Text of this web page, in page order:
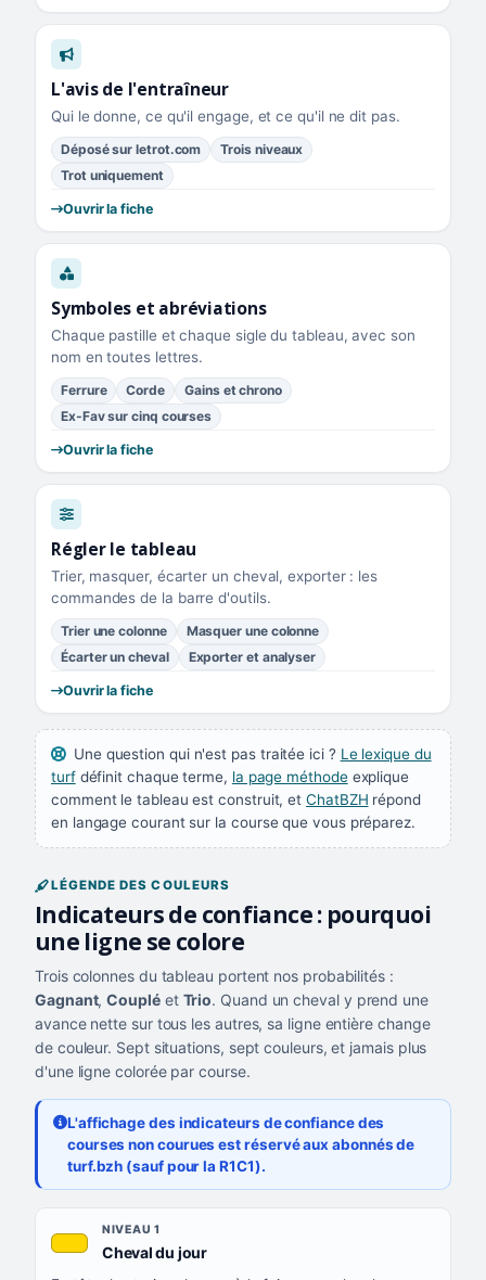
L'avis de l'entraîneur
Qui le donne, ce qu'il engage, et ce qu'il ne dit pas.
Déposé sur letrot.com
Trois niveaux
Trot uniquement
Ouvrir la fiche
Symboles et abréviations
Chaque pastille et chaque sigle du tableau, avec son
nom en toutes lettres.
Ferrure Corde
Gains et chrono
Ex-Fav sur cinq courses
Ouvrir la fiche
Régler le tableau
Trier, masquer, écarter un cheval, exporter : les
commandes de la barre d'outils.
Trier une colonne
Masquer une colonne
Écarter un cheval
Exporter et analyser
Ouvrir la fiche
Une question qui n'est pas traitée ici ? Le lexique du
turfdéfinit chaque terme, la page méthodeexplique
comment le tableau est construit, etChatBZH répond
en langage courant sur la course que vous préparez.
LÉGENDE DES COULEURS
Indicateurs de confiance : pourquoi
une ligne se colore
Trois colonnes du tableau portent nos probabilités :
Gagnant,Coupléet Trio. Quand un cheval y prend une
avance nette sur tous les autres, sa ligne entière change
de couleur. Sept situations, sept couleurs, et jamais plus
d'une ligne colorée par course.
L'affichage des indicateurs de confiance des
courses non courues est réservé aux abonnés de
turf.bzh (sauf pour la R1C1).
QUAND LA LIGNE PREND CETTE COULEUR
NIVEAU 1
Cheval du jour, couleur jaune or